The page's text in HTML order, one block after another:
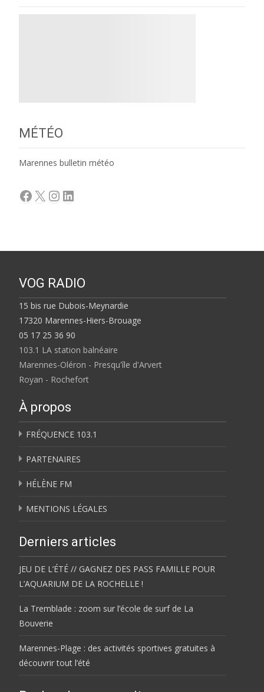
MÉTÉO
Marennes bulletin météo
Facebook
X Instagram
LinkedIn
VOG RADIO
15 bis rue Dubois-Meynardie
17320 Marennes-Hiers-Brouage
05 17 25 36 90
103.1 LA station balnéaire
Marennes-Oléron - Presqu'île d'Arvert
Royan - Rochefort
À propos
FRÉQUENCE 103.1
PARTENAIRES
HÉLÈNE FM
MENTIONS LÉGALES
Derniers articles
JEU DE L’ÉTÉ // GAGNEZ DES PASS FAMILLE POUR
L’AQUARIUM DE LA ROCHELLE !
La Tremblade : zoom sur l’école de surf de La
Bouverie
Marennes-Plage : des activités sportives gratuites à
découvrir tout l’été